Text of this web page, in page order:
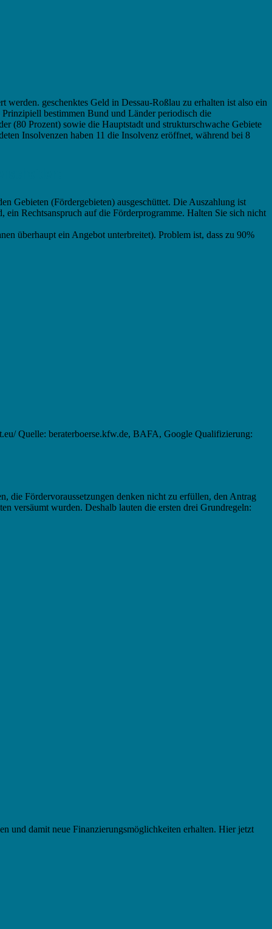
geschenktes Geld in Dessau-Roßlau zu erhalten ist also ein
bestimmen Bund und Länder periodisch die
(80 Prozent) sowie die Hauptstadt und strukturschwache Gebiete
Insolvenzen haben 11 die Insolvenz eröffnet, während bei 8
Gebieten (Fördergebieten) ausgeschüttet. Die Auszahlung ist
Rechtsanspruch auf die Förderprogramme. Halten Sie sich nicht
überhaupt ein Angebot unterbreitet). Problem ist, dass zu 90%
Quelle: beraterboerse.kfw.de, BAFA, Google Qualifizierung:
die Fördervoraussetzungen denken nicht zu erfüllen, den Antrag
versäumt wurden. Deshalb lauten die ersten drei Grundregeln:
und damit neue Finanzierungsmöglichkeiten erhalten. Hier jetzt